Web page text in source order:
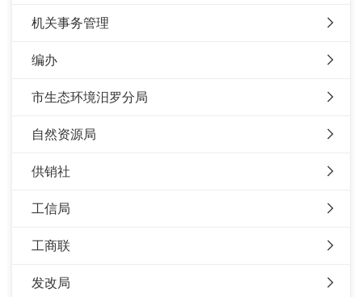
机关事务管理
编办
市生态环境汨罗分局
自然资源局
供销社
工信局
工商联
发改局